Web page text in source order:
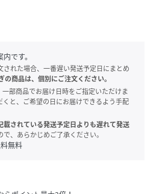
です。
れた場合、一番遅い発送予定日にまとめ
の商品は、個別にご注文ください。
部商品でお届け日時をご指定いただけま
くと、ご希望の日にお届けできるよう手配
されている発送予定日よりも遅れて発送
、あらかじめご了承ください。
無料